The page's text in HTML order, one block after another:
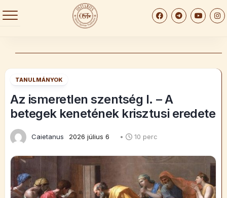
to
TANULMÁNYOK
Az ismeretlen szentség I. – A
betegek kenetének krisztusi eredete
Caietanus 2026 július 6 • 10 perc